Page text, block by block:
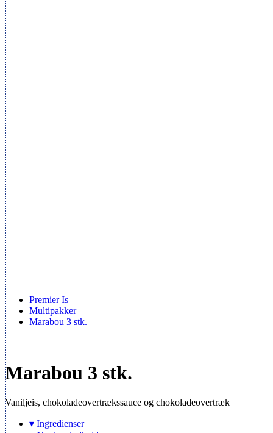
Premier Is
Multipakker
Marabou 3 stk.
Marabou 3 stk.
Vaniljeis, chokoladeovertrækssauce og chokoladeovertræk
▾ Ingredienser